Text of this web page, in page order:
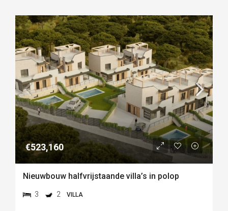
€523,160
Nieuwbouw halfvrijstaande villa’s in polop
3 2 VILLA